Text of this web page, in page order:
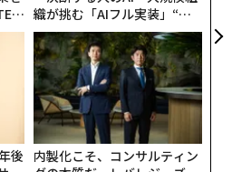
織が挑む「AIフル実装」“使
う”企業から“動く”企業へ【N
TTドコモビジネス×PwC】
後
内製化こそ、コンサルティン